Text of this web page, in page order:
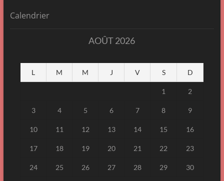
Calendrier
AOÛT 2026
L M M J V S D
1 2
3 4 5 6 7 8 9
10 11 12 13 14 15 16
17 18 19 20 21 22 23
24 25 26 27 28 29 30